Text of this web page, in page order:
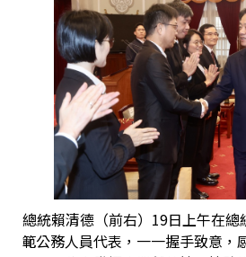
總統賴清德（前右）19日上午在
範公務人員代表，一一握手致意，